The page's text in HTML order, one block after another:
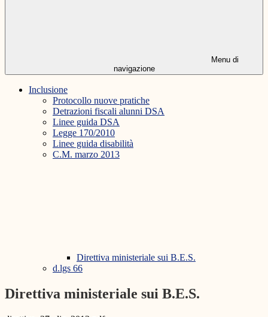
Menu di
navigazione
Inclusione
Protocollo nuove pratiche
Detrazioni fiscali alunni DSA
Linee guida DSA
Legge 170/2010
Linee guida disabilità
C.M. marzo 2013
Direttiva ministeriale sui B.E.S.
d.lgs 66
Direttiva ministeriale sui B.E.S.